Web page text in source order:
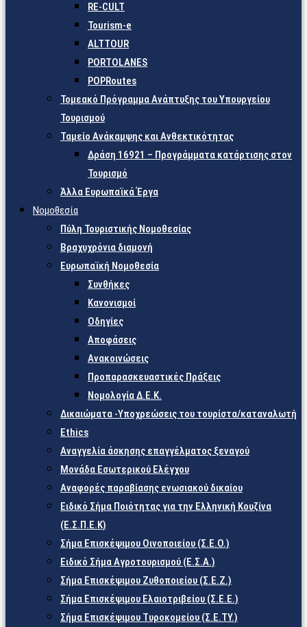
RE-CULT
Tourism-e
ALTTOUR
PORTOLANES
POPRoutes
Τομεακό Πρόγραμμα Ανάπτυξης του Υπουργείου
Τουρισμού
Ταμείο Ανάκαμψης και Ανθεκτικότητας
Δράση 16921 – Προγράμματα κατάρτισης στον
Τουρισμό
Άλλα Ευρωπαϊκά Έργα
Νομοθεσία
Πύλη Τουριστικής Νομοθεσίας
Βραχυχρόνια διαμονή
Ευρωπαϊκή Νομοθεσία
Συνθήκες
Κανονισμοί
Οδηγίες
Αποφάσεις
Ανακοινώσεις
Προπαρασκευαστικές Πράξεις
Νομολογία Δ.Ε.Κ.
Δικαιώματα -Υποχρεώσεις του τουρίστα/καταναλωτή
Ethics
Αναγγελία άσκησης επαγγέλματος ξεναγού
Μονάδα Εσωτερικού Ελέγχου
Αναφορές παραβίασης ενωσιακού δικαίου
Ειδικό Σήμα Ποιότητας για την Ελληνική Κουζίνα
(Ε.Σ.Π.Ε.Κ)
Σήμα Επισκέψιμου Οινοποιείου (Σ.Ε.Ο.)
Ειδικό Σήμα Αγροτουρισμού (Ε.Σ.Α.)
Σήμα Επισκέψιμου Ζυθοποιείου (Σ.Ε.Ζ.)
Σήμα Επισκέψιμου Ελαιοτριβείου (Σ.Ε.Ε.)
Σήμα Επισκέψιμου Τυροκομείου (Σ.Ε.TY.)